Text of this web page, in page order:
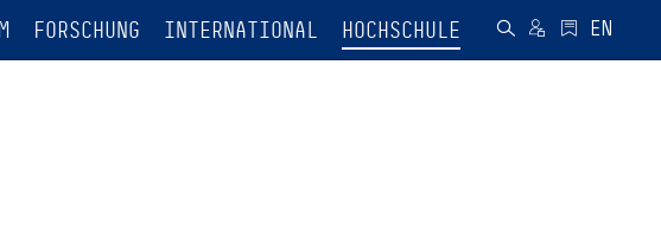
FORSCHUNG INTERNATIONAL HOCHSCHULE